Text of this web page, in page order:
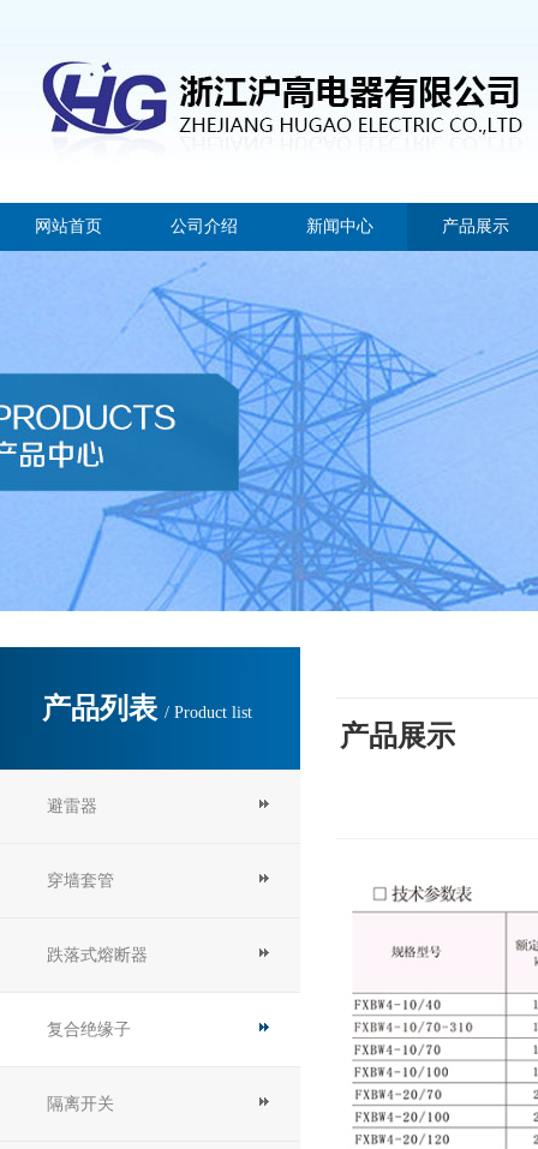
网站首页 公司介绍 新闻中心 产品展示
产品列表 / Product list
避雷器
穿墙套管
跌落式熔断器
复合绝缘子
隔离开关
产品展示